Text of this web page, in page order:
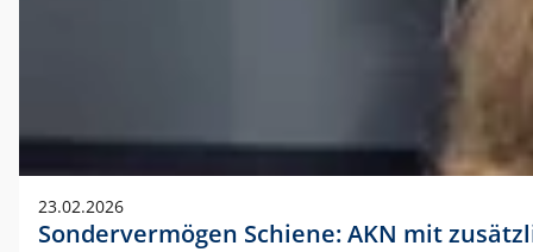
23.02.2026
Sondervermögen Schiene: AKN mit